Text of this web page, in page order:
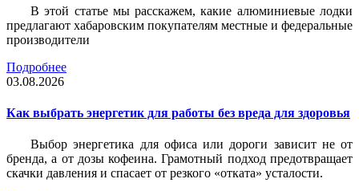
В этой статье мы расскажем, какие алюминиевые лодки
предлагают хабаровским покупателям местные и федеральные
производители
Подробнее
03.08.2026
Как выбрать энергетик для работы без вреда для здоровья
Выбор энергетика для офиса или дороги зависит не от
бренда, а от дозы кофеина. Грамотный подход предотвращает
скачки давления и спасает от резкого «отката» усталости.